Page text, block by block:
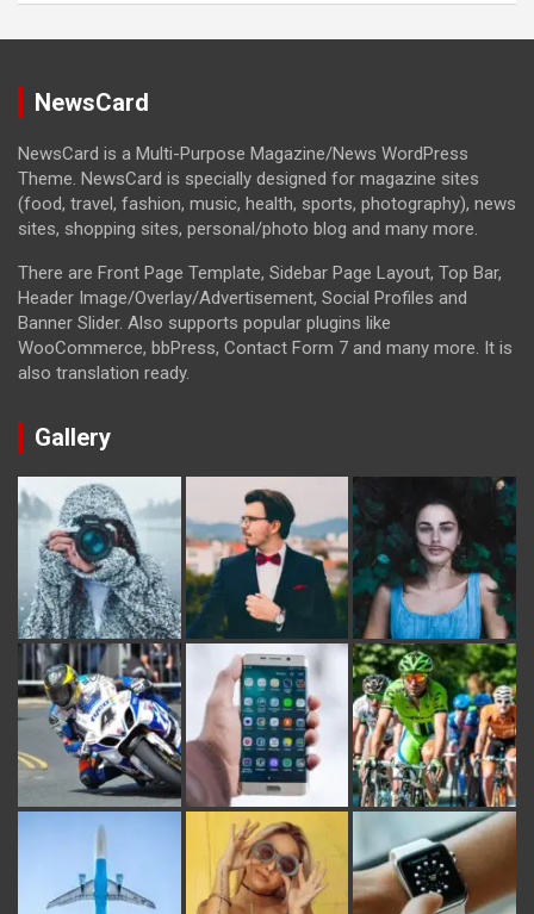
NewsCard
NewsCard is a Multi-Purpose Magazine/News WordPress
Theme. NewsCard is specially designed for magazine sites
(food, travel, fashion, music, health, sports, photography), news
sites, shopping sites, personal/photo blog and many more.
There are Front Page Template, Sidebar Page Layout, Top Bar,
Header Image/Overlay/Advertisement, Social Profiles and
Banner Slider. Also supports popular plugins like
WooCommerce, bbPress, Contact Form 7 and many more. It is
also translation ready.
Gallery